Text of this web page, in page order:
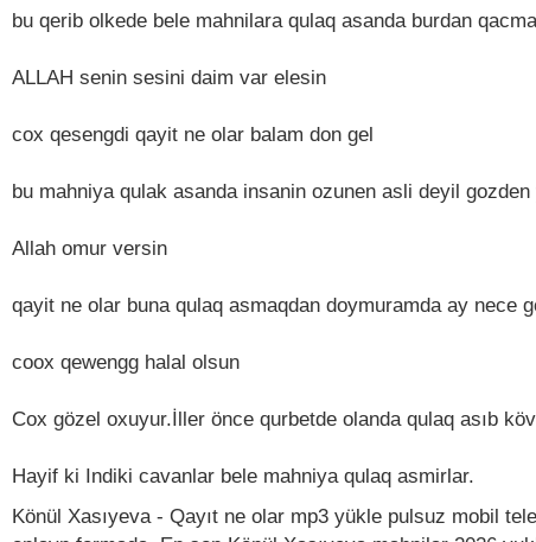
bu qerib olkede bele mahnilara qulaq asanda burdan
ALLAH senin sesini daim var elesin
cox qesengdi qayit ne olar balam don gel
bu mahniya qulak asanda insanin ozunen asli deyil
Allah omur versin
qayit ne olar buna qulaq asmaqdan doymuramda ay nece
coox qewengg halal olsun
Cox gözel oxuyur.İller önce qurbetde olanda qulaq asıb
Hayif ki Indiki cavanlar bele mahniya qulaq asmirlar.
Könül Xasıyeva - Qayıt ne olar mp3 yükle pulsuz mobil